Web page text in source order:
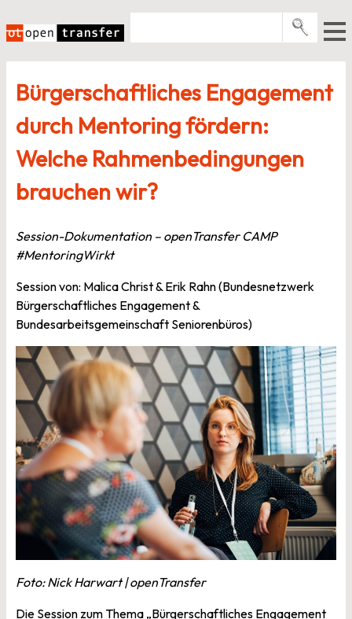
Inhalt
springen
Events
E-Books
Über uns
Newsletter
Bürgerschaftliches Engagement
durch Mentoring fördern:
Welche Rahmenbedingungen
brauchen wir?
Session-Dokumentation – openTransfer CAMP
#MentoringWirkt
Session von: Malica Christ & Erik Rahn (Bundesnetzwerk
Bürgerschaftliches Engagement &
Bundesarbeitsgemeinschaft Seniorenbüros)
Foto: Nick Harwart | openTransfer
Die Session zum Thema „Bürgerschaftliches Engagement